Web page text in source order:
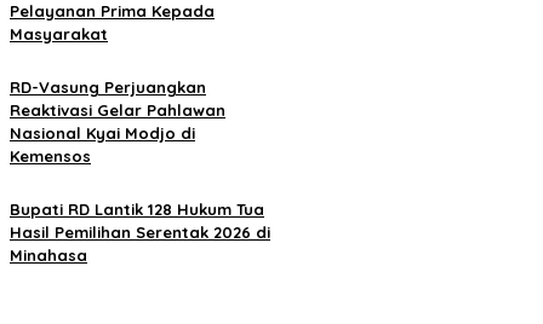
Pelayanan Prima Kepada
Masyarakat
RD-Vasung Perjuangkan
Reaktivasi Gelar Pahlawan
Nasional Kyai Modjo di
Kemensos
Bupati RD Lantik 128 Hukum Tua
Hasil Pemilihan Serentak 2026 di
Minahasa